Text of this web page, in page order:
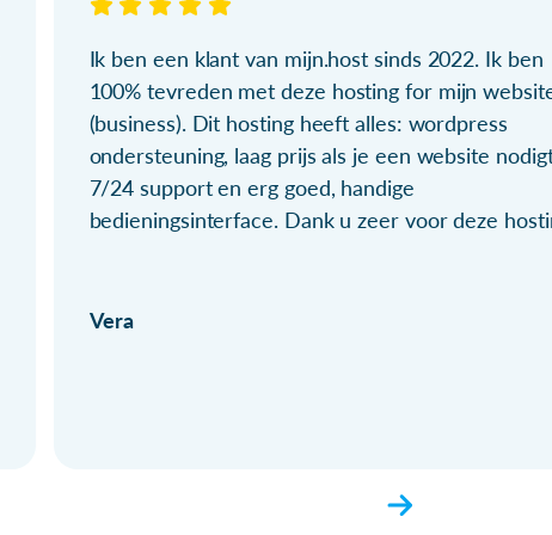
Ik ben een klant van mijn.host sinds 2022. Ik ben
100% tevreden met deze hosting for mijn
(business). Dit hosting heeft alles: wordpress
ondersteuning, laag prijs als je een website
7/24 support en erg goed, handige
bedieningsinterface. Dank u zeer voor deze
Vera